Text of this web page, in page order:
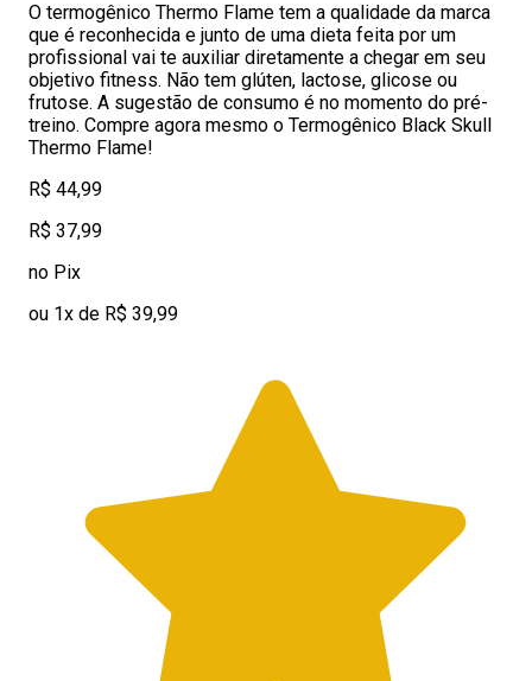
O termogênico Thermo Flame tem a qualidade da marca
que é reconhecida e junto de uma dieta feita por um
profissional vai te auxiliar diretamente a chegar em seu
objetivo fitness. Não tem glúten, lactose, glicose ou
frutose. A sugestão de consumo é no momento do pré-
treino. Compre agora mesmo o Termogênico Black Skull
Thermo Flame!
R$ 44,99
R$ 37,99
no Pix
ou 1x de R$ 39,99